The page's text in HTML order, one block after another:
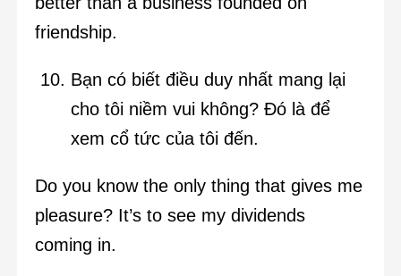
friendship.
Bạn có biết điều duy nhất mang lại
cho tôi niềm vui không? Đó là để
xem cổ tức của tôi đến.
Do you know the only thing that gives me
pleasure? It’s to see my dividends
coming in.